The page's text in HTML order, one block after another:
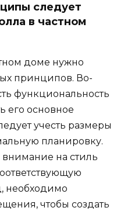
следует
в частном
доме нужно
принципов. Во-
функциональность
его основное
учесть размеры
планировку.
внимание на стиль
необходимо
чтобы создать